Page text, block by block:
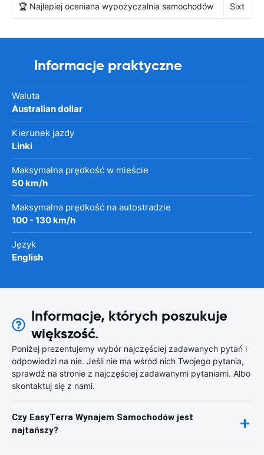
🏆 Najlepiej oceniana wypożyczalnia samochodów Sixt
Informacje praktyczne
Waluta
Australian dollar
Kierunek jazdy
Linki
Maksymalna prędkość w mieście
50 km/h
Maksymalna prędkość na autostradzie
100 - 130 km/h
Język
English
Informacje, których poszukuje
większość.
Poniżej prezentujemy wybór najczęściej zadawanych pytań i
odpowiedzi na nie. Jeśli nie ma wśród nich Twojego pytania,
sprawdź na stronie z najczęściej zadawanymi pytaniami. Albo
skontaktuj się z nami.
Czy EasyTerra Wynajem Samochodów jest
najtańszy?